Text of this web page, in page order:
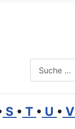
S • T • U • V